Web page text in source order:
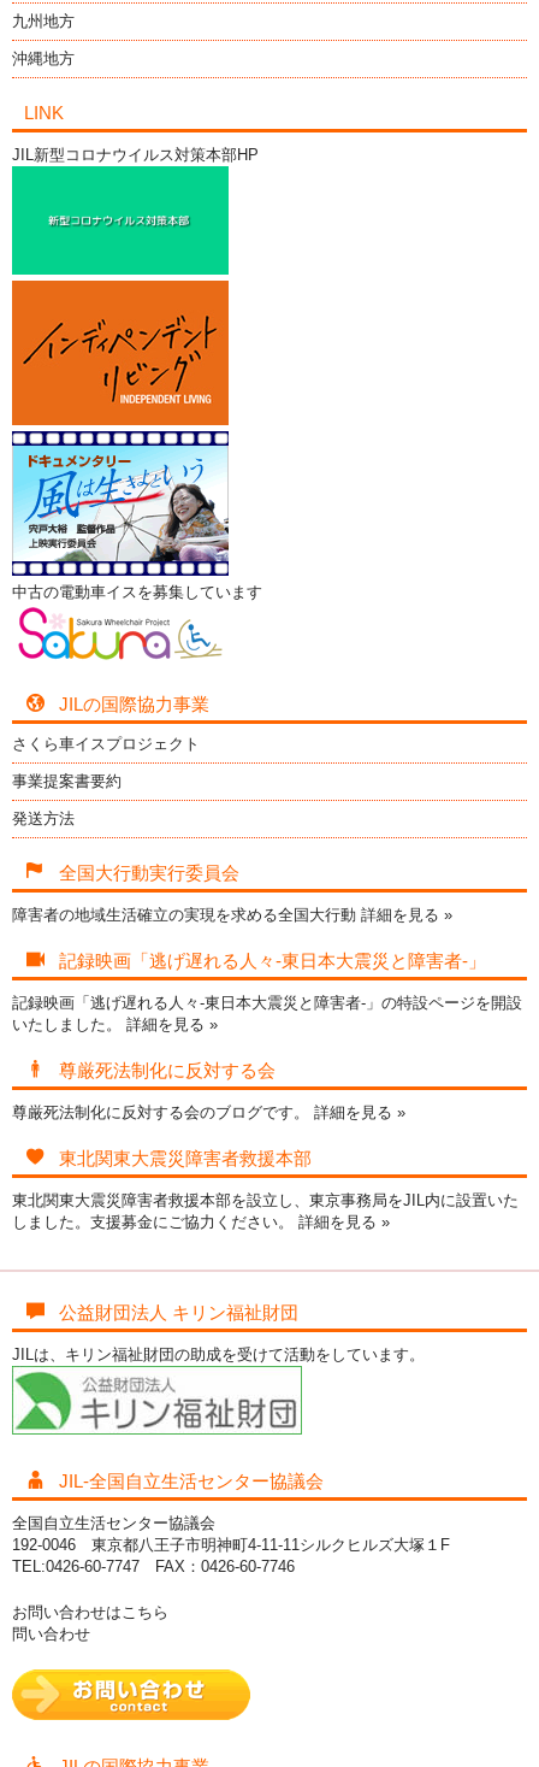
九州地方
沖縄地方
LINK
JIL新型コロナウイルス対策本部HP
中古の電動車イスを募集しています
JILの国際協力事業
さくら車イスプロジェクト
事業提案書要約
発送方法
全国大行動実行委員会
障害者の地域生活確立の実現を求める全国大行動 詳細を見る »
記録映画「逃げ遅れる人々-東日本大震災と障害者-」
記録映画「逃げ遅れる人々-東日本大震災と障害者-」の特設ページを開設
いたしました。 詳細を見る »
尊厳死法制化に反対する会
尊厳死法制化に反対する会のブログです。 詳細を見る »
東北関東大震災障害者救援本部
東北関東大震災障害者救援本部を設立し、東京事務局をJIL内に設置いた
しました。支援募金にご協力ください。 詳細を見る »
公益財団法人 キリン福祉財団
JILは、キリン福祉財団の助成を受けて活動をしています。
JIL-全国自立生活センター協議会
全国自立生活センター協議会
192-0046 東京都八王子市明神町4-11-11シルクヒルズ大塚１F
TEL:0426-60-7747 FAX：0426-60-7746
お問い合わせはこちら
問い合わせ